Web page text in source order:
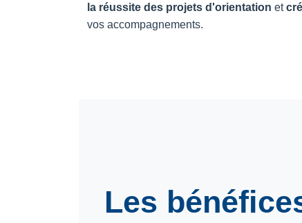
la réussite des projets d'orientation et
vos accompagnements.
Les